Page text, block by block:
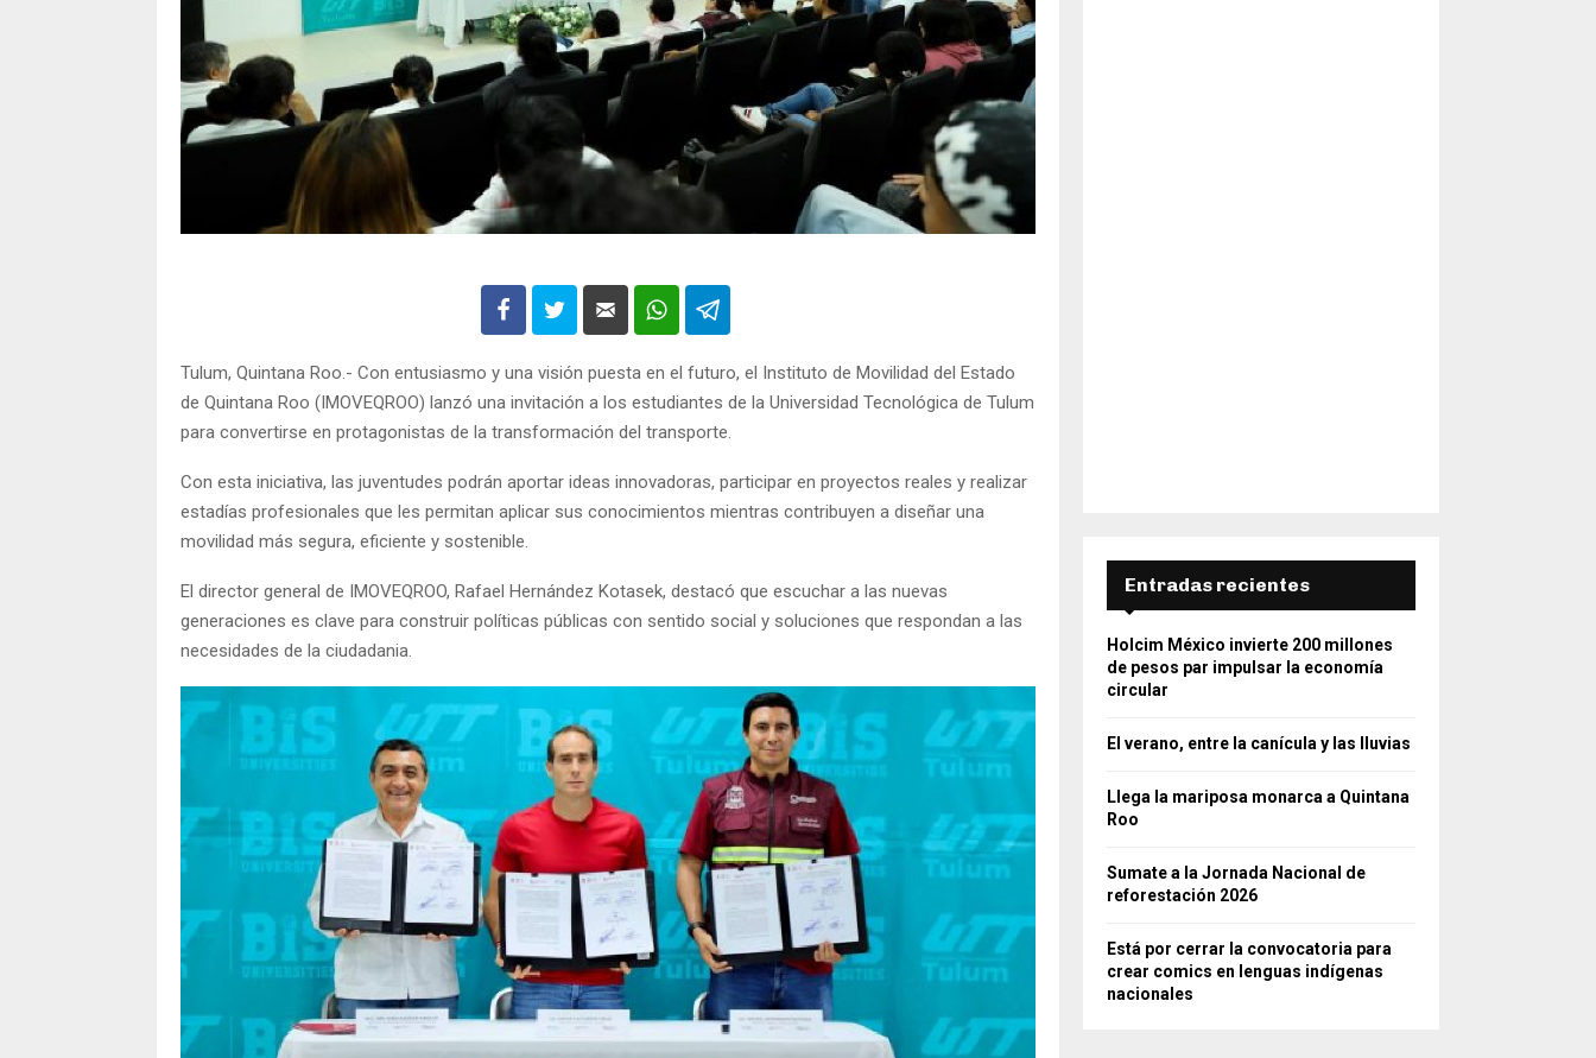
Tulum, Quintana Roo.- Con entusiasmo y una visión puesta en el futuro, el Instituto de Movilidad del Estado
de Quintana Roo (IMOVEQROO) lanzó una invitación a los estudiantes de la Universidad Tecnológica de Tulum
para convertirse en protagonistas de la transformación del transporte.
Con esta iniciativa, las juventudes podrán aportar ideas innovadoras, participar en proyectos reales y realizar
estadías profesionales que les permitan aplicar sus conocimientos mientras contribuyen a diseñar una
movilidad más segura, eficiente y sostenible.
El director general de IMOVEQROO, Rafael Hernández Kotasek, destacó que escuchar a las nuevas
generaciones es clave para construir políticas públicas con sentido social y soluciones que respondan a las
necesidades de la ciudadania.
Entradas recientes
Holcim México invierte 200 millones
de pesos par impulsar la economía
circular
El verano, entre la canícula y las lluvias
Llega la mariposa monarca a Quintana
Roo
Sumate a la Jornada Nacional de
reforestación 2026
Está por cerrar la convocatoria para
crear comics en lenguas indígenas
nacionales